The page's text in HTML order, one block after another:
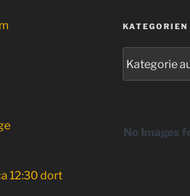
12:30 dort
KATEGORIEN
No Images